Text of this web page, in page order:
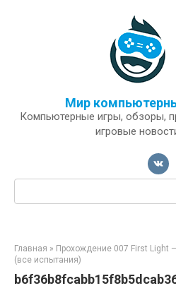
Мир
Компьютерные игры, обзоры,
игровые
Поиск:
Главная » Прохождение 007 First Light
(все испытания)